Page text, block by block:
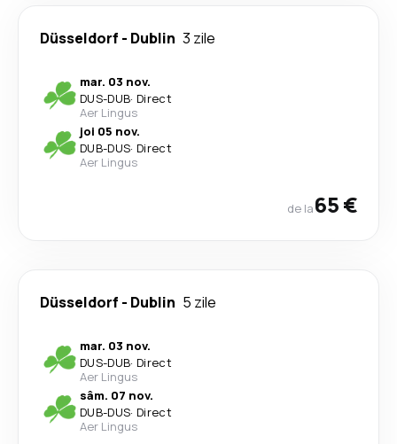
Düsseldorf - Dublin 3 zile
mar. 03 nov.
DUS-DUB· Direct
Aer Lingus
joi 05 nov.
DUB-DUS· Direct
Aer Lingus
de la65 €
Düsseldorf - Dublin 5 zile
mar. 03 nov.
DUS-DUB· Direct
Aer Lingus
sâm. 07 nov.
DUB-DUS· Direct
Aer Lingus